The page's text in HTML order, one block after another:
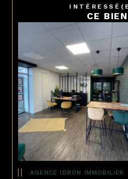
CE
AGENCE IDRON IMMOBILIER